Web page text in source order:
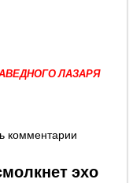
ЛАЗАРЯ
комментарии
эхо